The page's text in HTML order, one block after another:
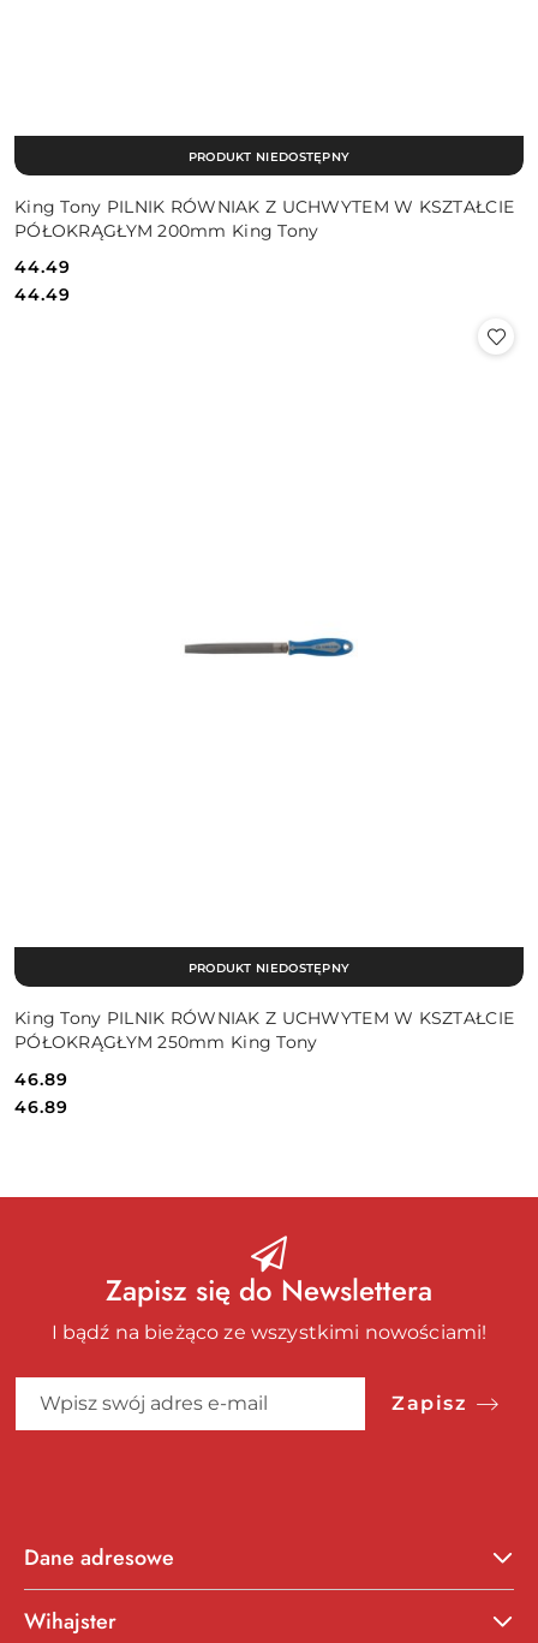
King Tony PILNIK RÓWNIAK Z UCHWYTEM W KSZTAŁCIE
PÓŁOKRĄGŁYM 200mm King Tony
Cena:
44.49
Cena:
44.49
PRODUKT NIEDOSTĘPNY
King Tony PILNIK RÓWNIAK Z UCHWYTEM W KSZTAŁCIE
PÓŁOKRĄGŁYM 250mm King Tony
Cena:
46.89
Cena:
46.89
PRODUKT NIEDOSTĘPNY
Zapisz się do Newslettera
I bądź na bieżąco ze wszystkimi nowościami!
Zapisz
Dane adresowe
Wihajster